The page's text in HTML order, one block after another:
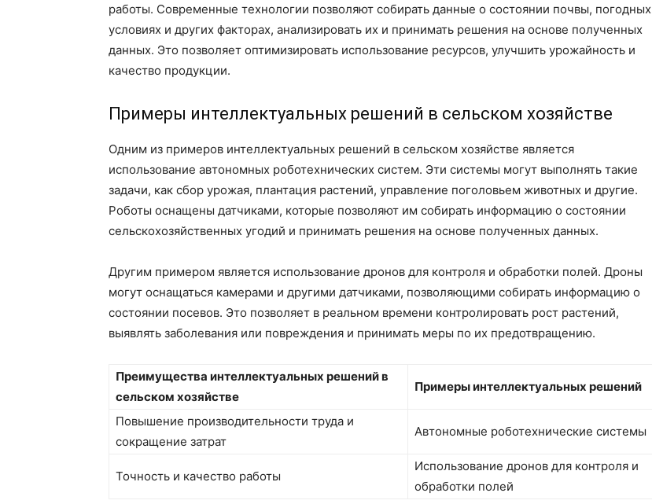
работы. Современные технологии позволяют собирать данные о состоянии почвы, погодных
условиях и других факторах, анализировать их и принимать решения на основе полученных
данных. Это позволяет оптимизировать использование ресурсов, улучшить урожайность и
качество продукции.
Примеры интеллектуальных решений в сельском хозяйстве
Одним из примеров интеллектуальных решений в сельском хозяйстве является
использование автономных роботехнических систем. Эти системы могут выполнять такие
задачи, как сбор урожая, плантация растений, управление поголовьем животных и другие.
Роботы оснащены датчиками, которые позволяют им собирать информацию о состоянии
сельскохозяйственных угодий и принимать решения на основе полученных данных.
Другим примером является использование дронов для контроля и обработки полей. Дроны
могут оснащаться камерами и другими датчиками, позволяющими собирать информацию о
состоянии посевов. Это позволяет в реальном времени контролировать рост растений,
выявлять заболевания или повреждения и принимать меры по их предотвращению.
Преимущества интеллектуальных решений в
сельском хозяйстве
Примеры интеллектуальных решений
Повышение производительности труда и
сокращение затрат
Автономные роботехнические системы
Точность и качество работы
Использование дронов для контроля и
обработки полей